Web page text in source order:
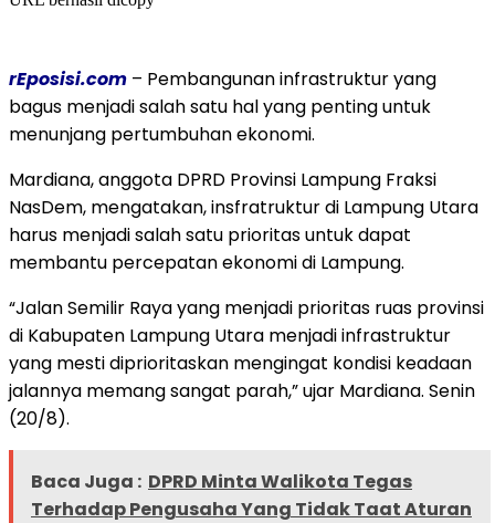
rEposisi.com – Pembangunan infrastruktur yang
bagus menjadi salah satu hal yang penting untuk
menunjang pertumbuhan ekonomi.
Mardiana, anggota DPRD Provinsi Lampung Fraksi
NasDem, mengatakan, insfratruktur di Lampung Utara
harus menjadi salah satu prioritas untuk dapat
membantu percepatan ekonomi di Lampung.
“Jalan Semilir Raya yang menjadi prioritas ruas provinsi
di Kabupaten Lampung Utara menjadi infrastruktur
yang mesti diprioritaskan mengingat kondisi keadaan
jalannya memang sangat parah,” ujar Mardiana. Senin
(20/8).
Baca Juga : DPRD Minta Walikota Tegas
Terhadap Pengusaha Yang Tidak Taat Aturan